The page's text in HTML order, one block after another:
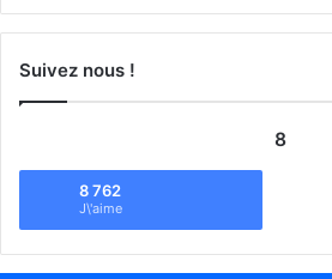
Suivez nous !
8
8 762
J\'aime